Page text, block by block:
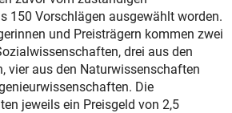
150 Vorschlägen ausgewählt worden.
und Preisträgern kommen zwei
drei aus den
vier aus den Naturwissenschaften
Die
jeweils ein Preisgeld von 2,5